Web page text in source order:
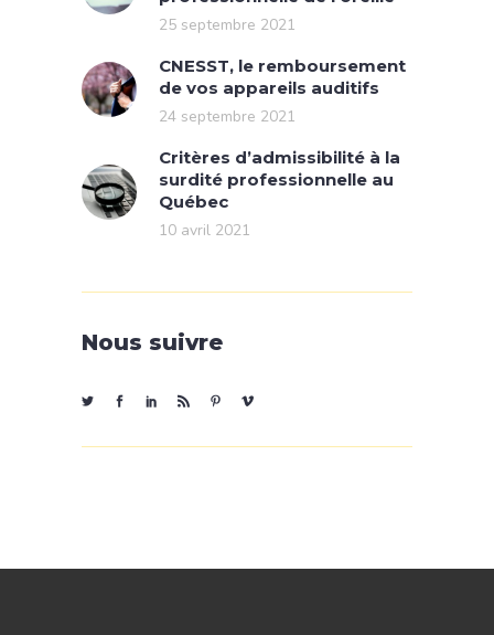
25 septembre 2021
CNESST, le remboursement
de vos appareils auditifs
24 septembre 2021
Critères d’admissibilité à la
surdité professionnelle au
Québec
10 avril 2021
Nous suivre